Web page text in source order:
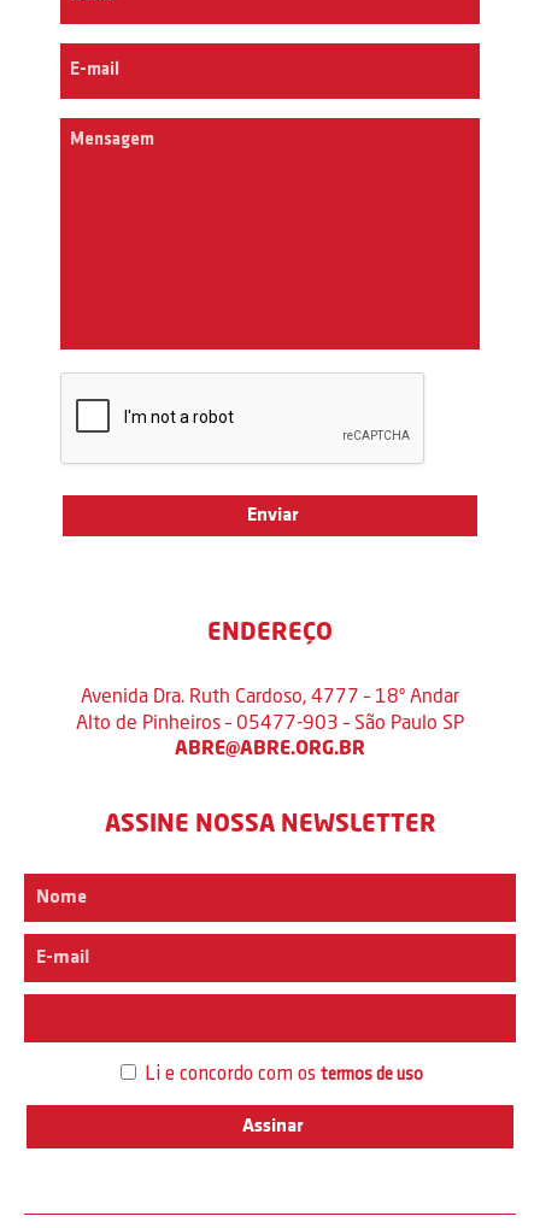
ENDEREÇO
Avenida Dra. Ruth Cardoso, 4777 – 18º Andar
Alto de Pinheiros – 05477-903 – São Paulo SP
ABRE@ABRE.ORG.BR
ASSINE NOSSA NEWSLETTER
Li e concordo com os termos de uso